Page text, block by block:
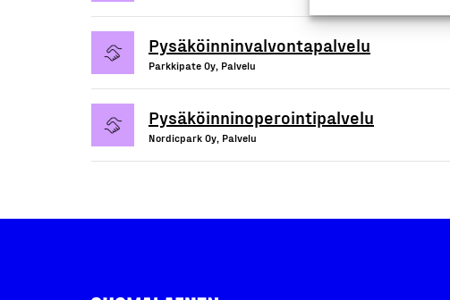
Pysäköinninvalvontapalvelu
Parkkipate Oy, Palvelu
Pysäköinninoperointipalvelu
Nordicpark Oy, Palvelu